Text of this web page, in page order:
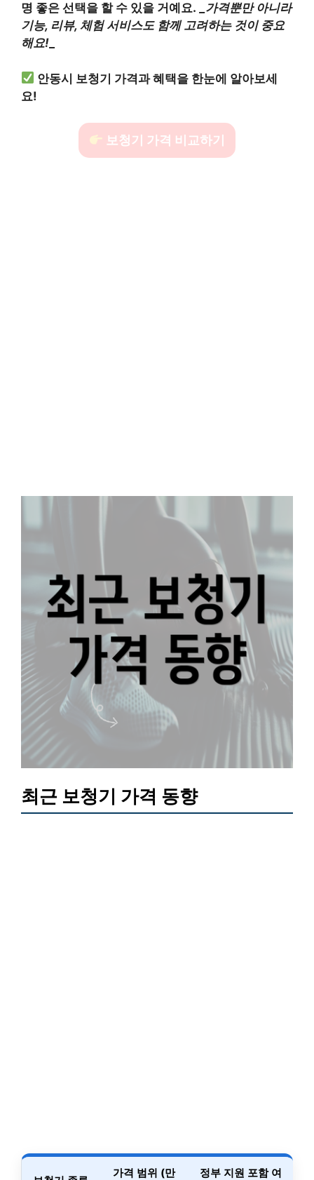
명 좋은 선택을 할 수 있을 거예요.
_가격뿐만 아니라
기능, 리뷰, 체험 서비스도 함께 고려하는 것이 중요
해요!
안동시 보청기 가격과 혜택을 한눈에 알아보세
요!
보청기 가격 비교하기
최근 보청기 가격 동향
가격 범위 (만 정부 지원 포함 여